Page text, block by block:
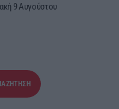
9 Αυγούστου